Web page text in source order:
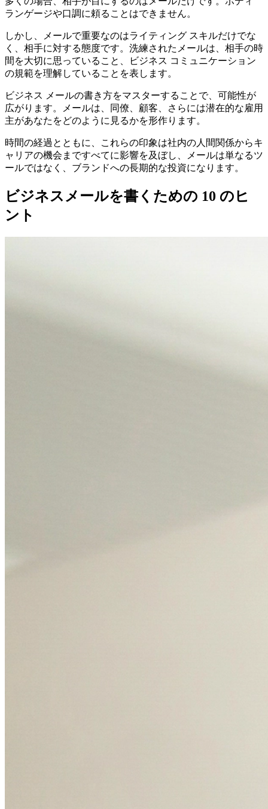
ランゲージや口調に頼ることはできません。
しかし、メールで重要なのはライティング スキルだけでな
く、相手に対する態度です。洗練されたメールは、相手の時
間を大切に思っていること、ビジネス コミュニケーション
の規範を理解していることを表します。
ビジネス メールの書き方をマスターすることで、可能性が
広がります。メールは、同僚、顧客、さらには潜在的な雇用
主があなたをどのように見るかを形作ります。
時間の経過とともに、これらの印象は社内の人間関係からキ
ャリアの機会まですべてに影響を及ぼし、メールは単なるツ
ールではなく、ブランドへの長期的な投資になります。
ビジネスメールを書くための 10 のヒ
ント